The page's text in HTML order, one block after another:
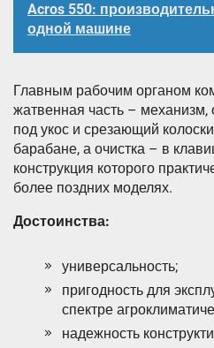
Acros 550:
одной машине
Главным рабочим органом
жатвенная часть – механизм,
под укос и срезающий
барабане, а очистка – в
конструкция которого
более поздних моделях.
Достоинства:
универсальность;
пригодность для
спектре
надежность